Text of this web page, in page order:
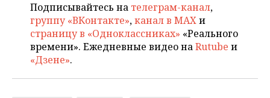
Подписывайтесь на телеграм-канал,
группу «ВКонтакте»,канал в MAXи
страницу в «Одноклассниках» «Реального
времени». Ежедневные видео наRutube и
«Дзене».